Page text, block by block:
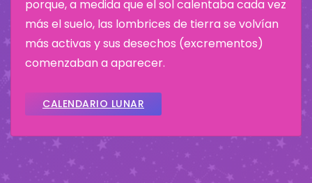
porque, a medida que el sol calentaba cada vez
más el suelo, las lombrices de tierra se volvían
más activas y sus desechos (excrementos)
comenzaban a aparecer.
CALENDARIO LUNAR